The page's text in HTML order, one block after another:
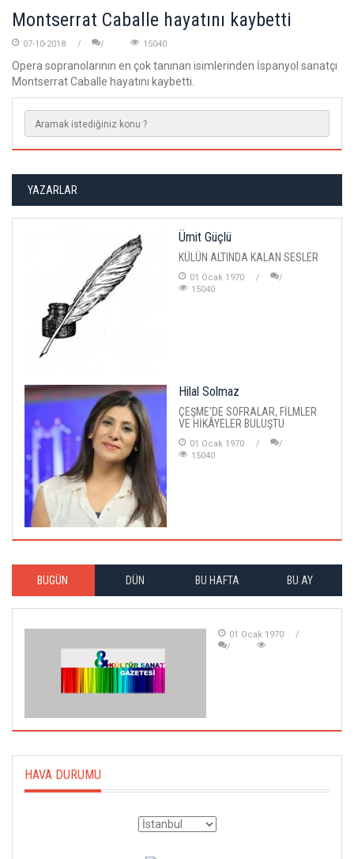
Montserrat Caballe hayatını kaybetti
07-10-2018 15040
Opera sopranolarının en çok tanınan isimlerinden İspanyol sanatçı
Montserrat Caballe hayatını kaybetti.
YAZARLAR
Ümit Güçlü
KÜLÜN ALTINDA KALAN SESLER
01 Ocak 1970
15040
Hilal Solmaz
ÇEŞME'DE SOFRALAR, FİLMLER
VE HİKÂYELER BULUŞTU
01 Ocak 1970
15040
BUGÜN DÜN BU HAFTA BU AY
01 Ocak 1970
HAVA DURUMU